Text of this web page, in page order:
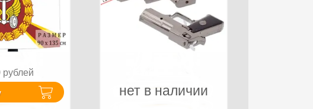
рублей
нет в наличии